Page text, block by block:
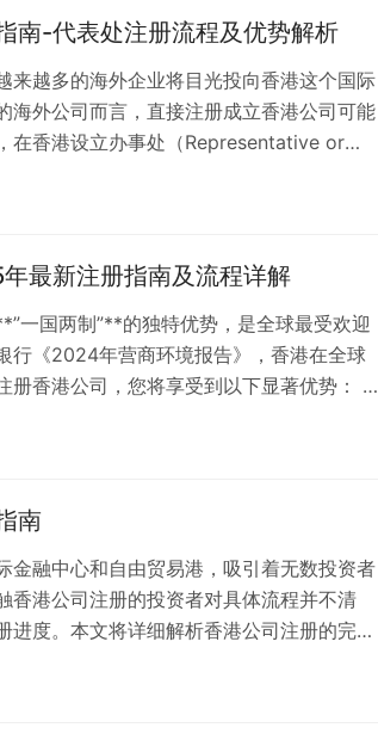
地位上与普通的香港本地公司并无任何区
南-代表处注册流程及优势解析
来越多的海外企业将目光投向香港这个国际
海外公司而言，直接注册成立香港公司可能
在香港设立办事处（Representative or
的选择 香港办事处作为一种灵活的商业形
公司在香港设…
最新注册指南及流程详解
一国两制”**的独特优势，是全球最受欢迎
行《2024年营商环境报告》，香港在全球
册香港公司，您将享受到以下显著优势： 香
2. 法律制度完善 3. 税务制度优势 4. 金融
南
金融中心和自由贸易港，吸引着无数投资者
香港公司注册的投资者对具体流程并不清
度。本文将详细解析香港公司注册的完整
香港公司注册前期准备工作 公司名称查册